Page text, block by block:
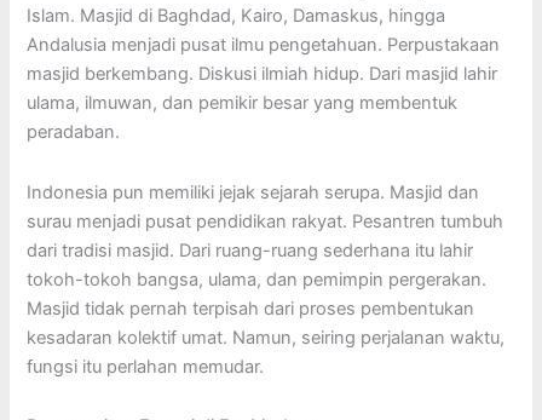
Islam. Masjid di Baghdad, Kairo, Damaskus, hingga
Andalusia menjadi pusat ilmu pengetahuan. Perpustakaan
masjid berkembang. Diskusi ilmiah hidup. Dari masjid lahir
ulama, ilmuwan, dan pemikir besar yang membentuk
peradaban.
Indonesia pun memiliki jejak sejarah serupa. Masjid dan
surau menjadi pusat pendidikan rakyat. Pesantren tumbuh
dari tradisi masjid. Dari ruang-ruang sederhana itu lahir
tokoh-tokoh bangsa, ulama, dan pemimpin pergerakan.
Masjid tidak pernah terpisah dari proses pembentukan
kesadaran kolektif umat. Namun, seiring perjalanan waktu,
fungsi itu perlahan memudar.